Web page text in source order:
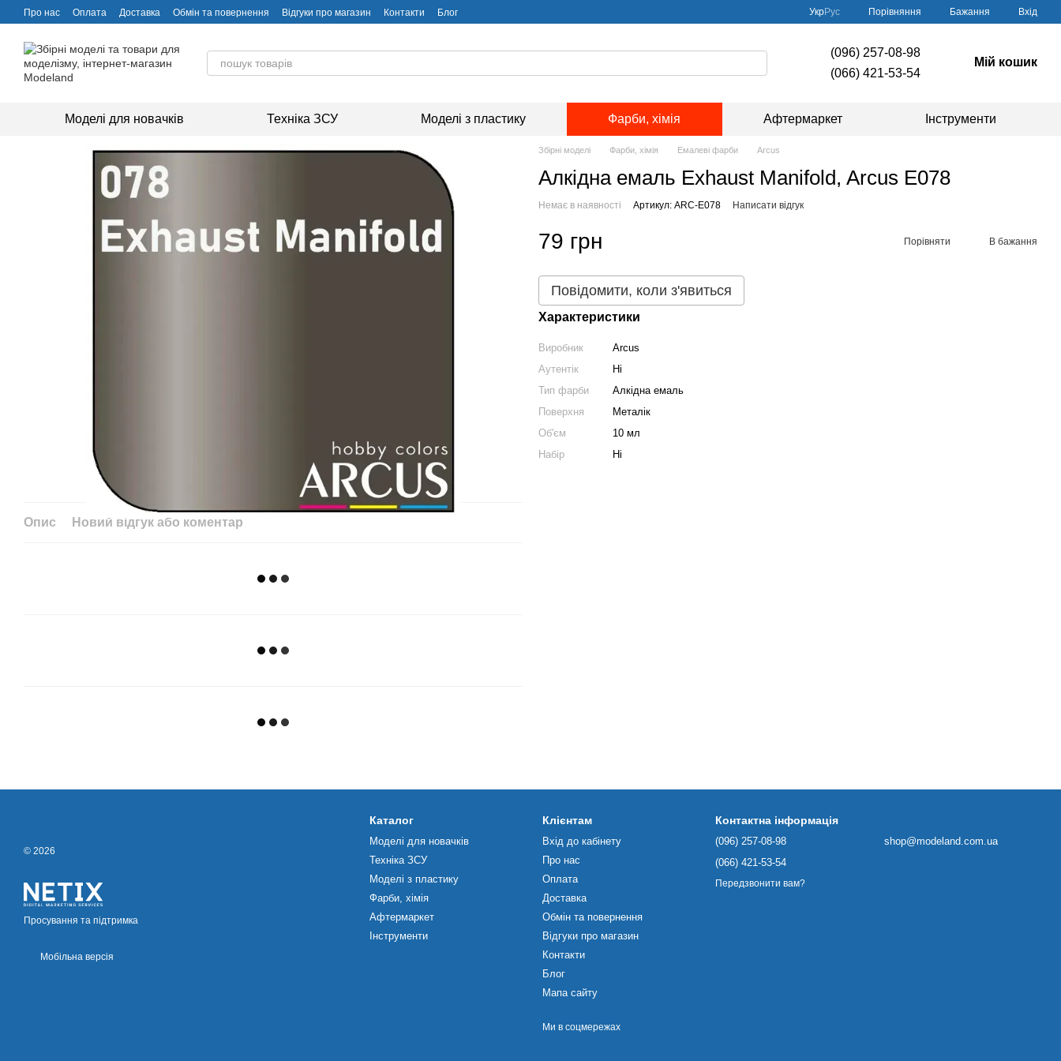
Перейти до основного контенту
Про нас Оплата Доставка Обмін та повернення Відгуки про магазин Контакти Блог УкрРус Порівняння Бажання Вхід
(096) 257-08-98
(066) 421-53-54
Мій кошик
Моделі для новачків Техніка ЗСУ Моделі з пластику Фарби, хімія Афтермаркет Інструменти
Опис Новий відгук або коментар
Збірні моделі Фарби, хімія Емалеві фарби Arcus
Алкідна емаль Exhaust Manifold, Arcus E078
Немає в наявності Артикул: ARC-E078 Написати відгук
79 грн Порівняти В бажання
Повідомити, коли з'явиться
Характеристики
Виробник
Arcus
Аутентік
Ні
Тип фарби
Алкідна емаль
Поверхня
Металік
Об'єм
10 мл
Набір
Ні
© 2026
Просування та підтримка
Мобільна версія
Каталог
Моделі для новачків
Техніка ЗСУ
Моделі з пластику
Фарби, хімія
Афтермаркет
Інструменти
Клієнтам
Вхід до кабінету
Про нас
Оплата
Доставка
Обмін та повернення
Відгуки про магазин
Контакти
Блог
Мапа сайту
Ми в соцмережах
Контактна інформація
(096) 257-08-98
(066) 421-53-54
Передзвонити вам?
shop@modeland.com.ua